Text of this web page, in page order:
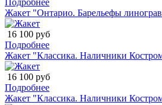
Жакет "Онтарио. Барельефы
16 100 руб
Подробнее
Жакет "Классика. Наличники
16 100 руб
Подробнее
Жакет "Классика. Наличники